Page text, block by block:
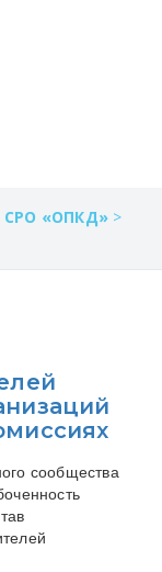
«ОПКД» >
сообщества